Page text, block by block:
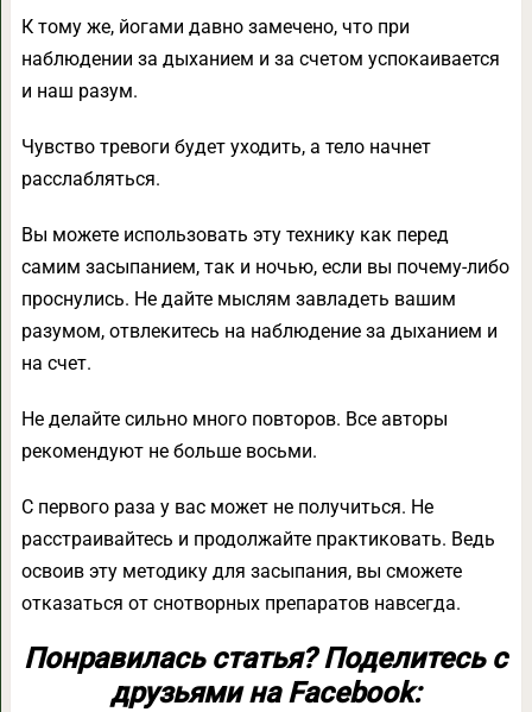
К тому же, йогами давно замечено, что при
наблюдении за дыханием и за счетом успокаивается
и наш разум.
Чувство тревоги будет уходить, а тело начнет
расслабляться.
Вы можете использовать эту технику как перед
самим засыпанием, так и ночью, если вы почему-либо
проснулись. Не дайте мыслям завладеть вашим
разумом, отвлекитесь на наблюдение за дыханием и
на счет.
Не делайте сильно много повторов. Все авторы
рекомендуют не больше восьми.
С первого раза у вас может не получиться. Не
расстраивайтесь и продолжайте практиковать. Ведь
освоив эту методику для засыпания, вы сможете
отказаться от снотворных препаратов навсегда.
Понравилась статья? Поделитесь с
друзьями на Facebook: